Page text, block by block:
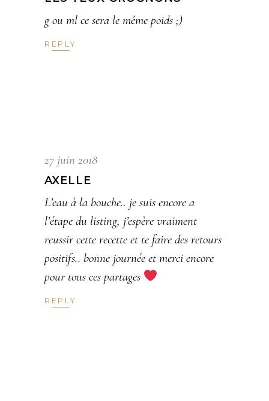
g ou ml ce sera le même poids ;)
REPLY
27 juin 2018
AXELLE
L’eau à la bouche.. je suis encore a
l’étape du listing, j’espère vraiment
reussir cette recette et te faire des retours
positifs.. bonne journée et merci encore
pour tous ces partages
REPLY